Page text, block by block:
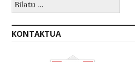
KONTAKTUA